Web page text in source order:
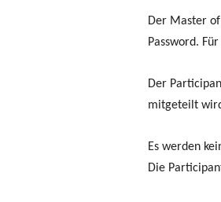
Der Master
Password.
Der
mitgeteilt
Es werden
Die